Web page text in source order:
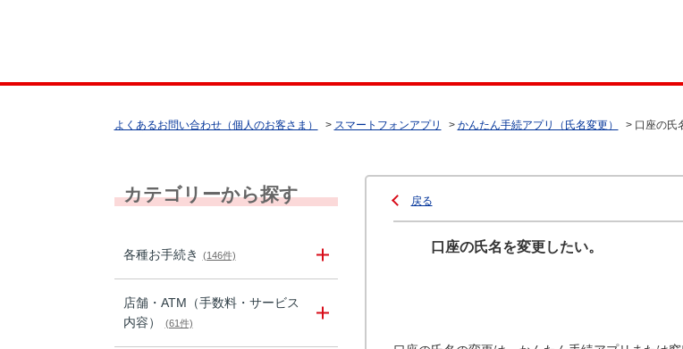
よくあるお問い合わせ（個人のお客さま） > スマートフォンアプリ > かんたん手続アプリ（氏名変更） > 口座の氏
カテゴリーから探す
各種お手続き (146件)
店舗・ATM（手数料・サービス
内容）
(61件)
戻る
口座の氏名を変更したい。